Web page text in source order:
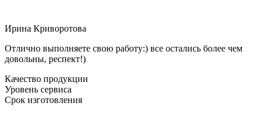
Ирина Криворотова
Отлично выполняете свою работу:) все остались более чем
довольны, респект!)
Качество продукции
Уровень сервиса
Срок изготовления